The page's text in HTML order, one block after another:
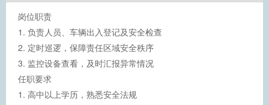
岗位职责
1. 负责人员、车辆出入登记及安全检查
2. 定时巡逻，保障责任区域安全秩序
3. 监控设备查看，及时汇报异常情况
任职要求
1. 高中以上学历，熟悉安全法规